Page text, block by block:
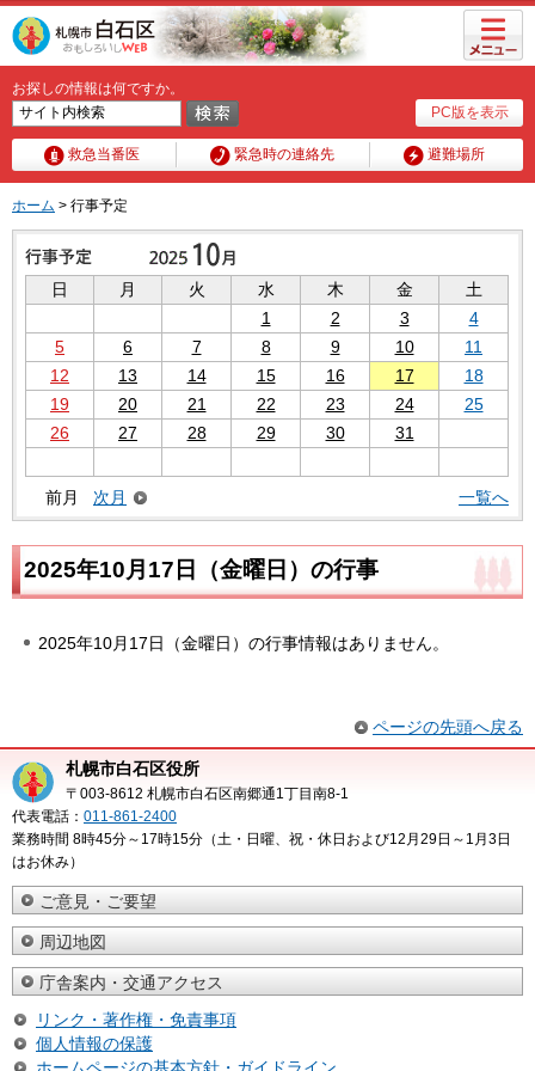
PC版を表示
お探しの情報は何ですか。
救急当番医 緊急時の連絡先 避難場所
メニュ
ー
ホーム > 行事予定
日 月 火 水 木 金
土
1
2 3
4
5
6 7 8 9 10
11
12
13 14 15 16 17
18
19
20 21 22 23 24
25
26
27 28 29 30 31
前月 次月 一覧へ
2025年10月17日（金曜日）の行事
2025年10月17日（金曜日）の行事情報はありません。
ページの先頭へ戻る
札幌市白石区役所
〒003-8612 札幌市白石区南郷通1丁目南8-1
代表電話： 011-861-2400
業務時間 8時45分～17時15分（土・日曜、祝・休日および12月29日～1月3日
はお休み）
ご意見・ご要望
周辺地図
庁舎案内・交通アクセス
リンク・著作権・免責事項
個人情報の保護